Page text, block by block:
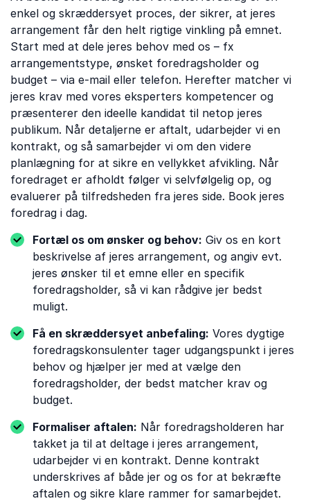
enkel og skræddersyet proces, der sikrer, at jeres
arrangement får den helt rigtige vinkling på emnet.
Start med at dele jeres behov med os – fx
arrangementstype, ønsket foredragsholder og
budget – via e-mail eller telefon. Herefter matcher vi
jeres krav med vores eksperters kompetencer og
præsenterer den ideelle kandidat til netop jeres
publikum. Når detaljerne er aftalt, udarbejder vi en
kontrakt, og så samarbejder vi om den videre
planlægning for at sikre en vellykket afvikling. Når
foredraget er afholdt følger vi selvfølgelig op, og
evaluerer på tilfredsheden fra jeres side. Book jeres
foredrag i dag.
Fortæl os om ønsker og behov: Giv os en kort
beskrivelse af jeres arrangement, og angiv evt.
jeres ønsker til et emne eller en specifik
foredragsholder, så vi kan rådgive jer bedst
muligt.
Få en skræddersyet anbefaling: Vores dygtige
foredragskonsulenter tager udgangspunkt i jeres
behov og hjælper jer med at vælge den
foredragsholder, der bedst matcher krav og
budget.
Formaliser aftalen: Når foredragsholderen har
takket ja til at deltage i jeres arrangement,
udarbejder vi en kontrakt. Denne kontrakt
underskrives af både jer og os for at bekræfte
aftalen og sikre klare rammer for samarbejdet.